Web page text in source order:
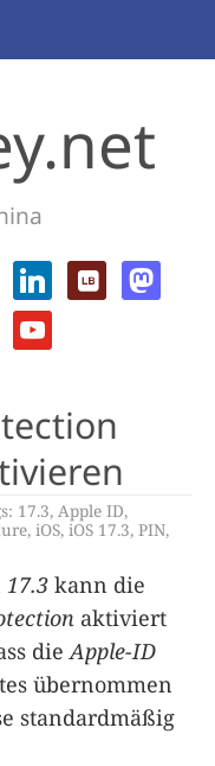
17.3, Apple ID,
, iOS, iOS 17.3, PIN,
17.3 kann die
aktiviert
die Apple-ID
übernommen
standardmäßig